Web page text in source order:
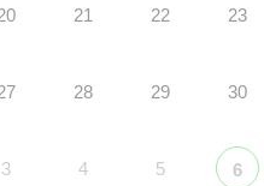
21 22 23
28 29 30
3 4 5 6